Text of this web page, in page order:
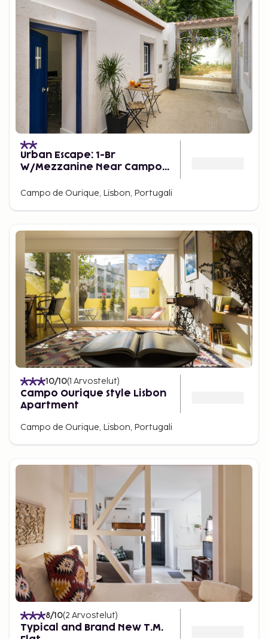
Urban Escape: 1-Br
W/Mezzanine Near Campo
Campo de Ourique, Lisbon, Portugali
10/10(1 Arvostelut)
Campo Ourique Style Lisbon
Apartment
Campo de Ourique, Lisbon, Portugali
8/10(2 Arvostelut)
Typical and Brand New T.M.